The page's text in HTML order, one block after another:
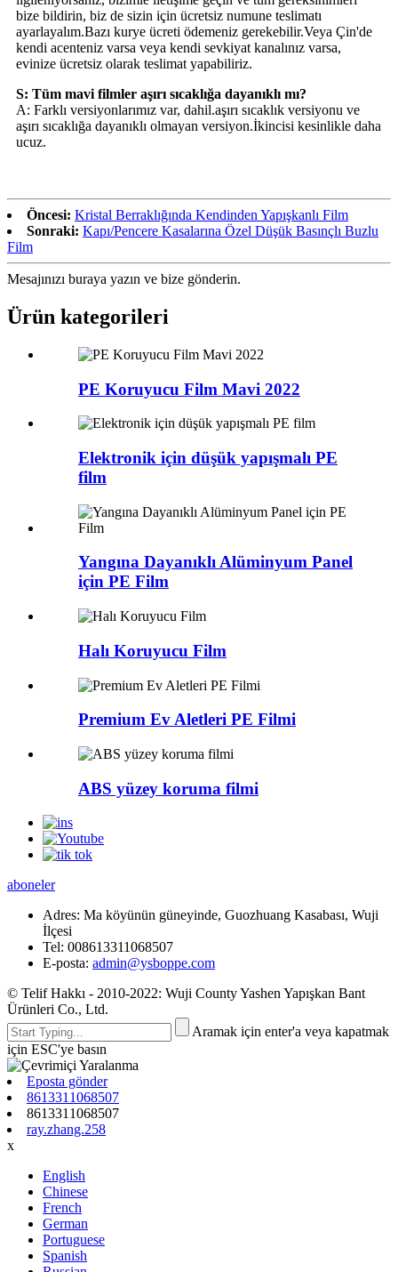
bize bildirin, biz de sizin için ücretsiz numune teslimatı
ayarlayalım.Bazı kurye ücreti ödemeniz gerekebilir.Veya Çin'de
kendi acenteniz varsa veya kendi sevkiyat kanalınız varsa,
evinize ücretsiz olarak teslimat yapabiliriz.
S: Tüm mavi filmler aşırı sıcaklığa dayanıklı mı?
A: Farklı versiyonlarımız var, dahil.aşırı sıcaklık versiyonu ve
aşırı sıcaklığa dayanıklı olmayan versiyon.İkincisi kesinlikle daha
ucuz.
Öncesi: Kristal Berraklığında Kendinden Yapışkanlı Film
Sonraki: Kapı/Pencere Kasalarına Özel Düşük Basınçlı Buzlu
Film
Mesajınızı buraya yazın ve bize gönderin.
Ürün kategorileri
PE Koruyucu Film Mavi 2022
Elektronik için düşük yapışmalı PE
film
Yangına Dayanıklı Alüminyum Panel
için PE Film
Halı Koruyucu Film
Premium Ev Aletleri PE Filmi
ABS yüzey koruma filmi
aboneler
Adres: Ma köyünün güneyinde, Guozhuang Kasabası, Wuji
İlçesi
Tel: 008613311068507
E-posta: admin@ysboppe.com
© Telif Hakkı - 2010-2022: Wuji County Yashen Yapışkan Bant
Ürünleri Co., Ltd.
Aramak için enter'a veya kapatmak
için ESC'ye basın
Eposta gönder
8613311068507
8613311068507
ray.zhang.258
x
English
Chinese
French
German
Portuguese
Spanish